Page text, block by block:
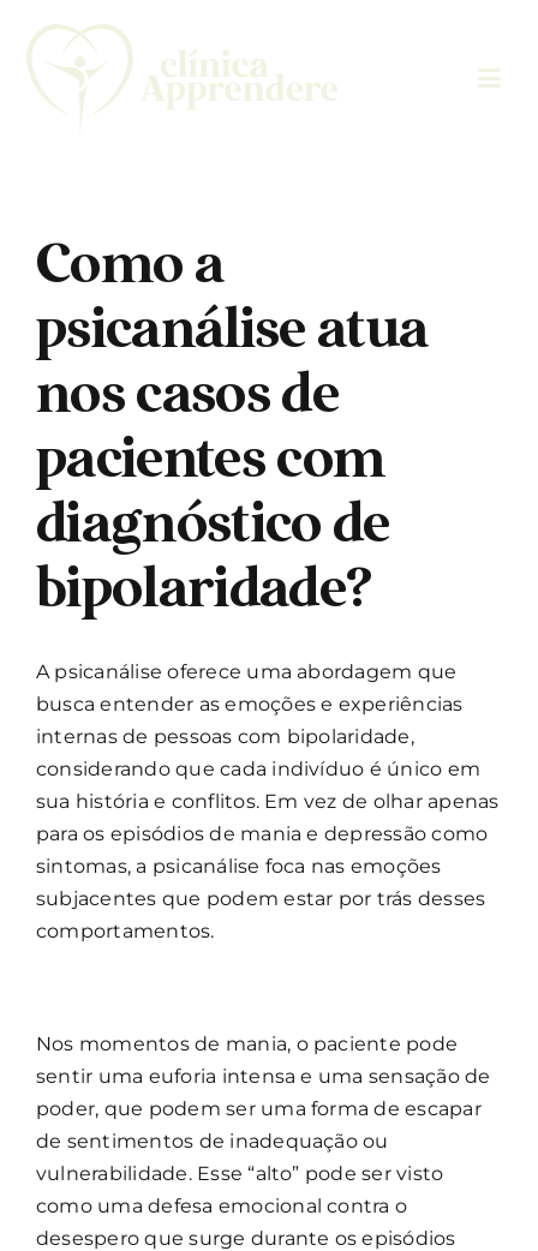
content
Como a
psicanálise atua
nos casos de
pacientes com
diagnóstico de
bipolaridade?
A psicanálise oferece uma abordagem que
busca entender as emoções e experiências
internas de pessoas com bipolaridade,
considerando que cada indivíduo é único em
sua história e conflitos. Em vez de olhar apenas
para os episódios de mania e depressão como
sintomas, a psicanálise foca nas emoções
subjacentes que podem estar por trás desses
comportamentos.
Nos momentos de mania, o paciente pode
sentir uma euforia intensa e uma sensação de
poder, que podem ser uma forma de escapar
de sentimentos de inadequação ou
vulnerabilidade. Esse “alto” pode ser visto
como uma defesa emocional contra o
desespero que surge durante os episódios